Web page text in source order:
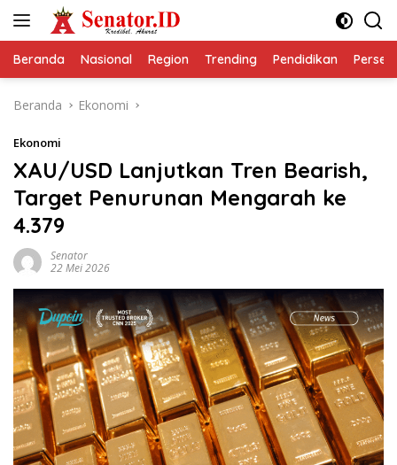
Beranda Nasional Region Trending Pendidikan
Beranda Ekonomi
Ekonomi
XAU/USD Lanjutkan Tren Bearish,
Target Penurunan Mengarah ke
4.379
Senator
22 Mei 2026